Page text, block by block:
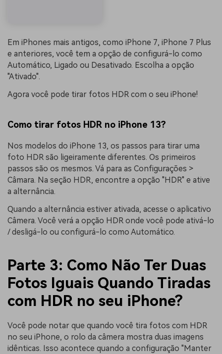
Em iPhones mais antigos, como iPhone 7, iPhone 7 Plus
e anteriores, você tem a opção de configurá-lo como
Automático, Ligado ou Desativado. Escolha a opção
"Ativado".
Agora você pode tirar fotos HDR com o seu iPhone!
Como tirar fotos HDR no iPhone 13?
Nos modelos do iPhone 13, os passos para tirar uma
foto HDR são ligeiramente diferentes. Os primeiros
passos são os mesmos. Vá para as Configurações >
Câmara. Na seção HDR, encontre a opção "HDR" e ative
a alternância.
Quando a alternância estiver ativada, acesse o aplicativo
Câmera. Você verá a opção HDR onde você pode ativá-lo
/ desligá-lo ou configurá-lo como Automático.
Parte 3: Como Não Ter Duas
Fotos Iguais Quando Tiradas
com HDR no seu iPhone?
Você pode notar que quando você tira fotos com HDR
no seu iPhone, o rolo da câmera mostra duas imagens
idênticas. Isso acontece quando a configuração "Manter